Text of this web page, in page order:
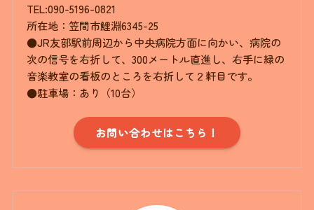
TEL:090-5196-0821
所在地：笠間市鯉淵6345-25
●JR友部駅前周辺から中央病院方面に向かい、病院の
次の信号を右折して、300メートル直進し、右手に緑の
音楽教室の看板のところを右折して２軒目です。
●駐車場：あり（10台）
お問い合わせはこちら！